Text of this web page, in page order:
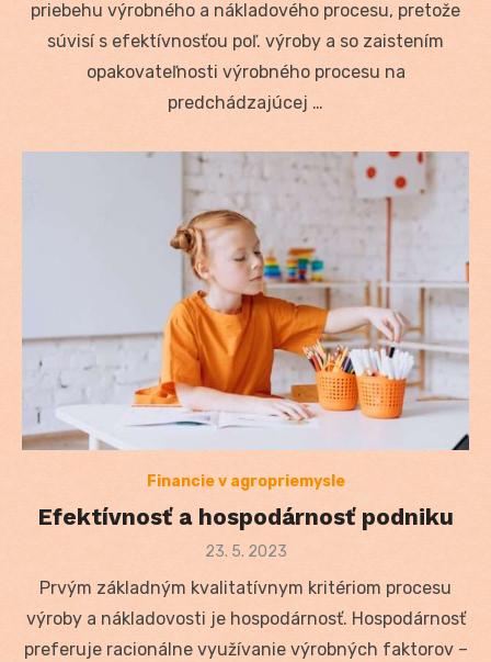
priebehu výrobného a nákladového procesu, pretože
súvisí s efektívnosťou poľ. výroby a so zaistením
opakovateľnosti výrobného procesu na
predchádzajúcej …
Financie v agropriemysle
Efektívnosť a hospodárnosť podniku
Posted
23. 5. 2023
Prvým základným kvalitatívnym kritériom procesu
výroby a nákladovosti je hospodárnosť. Hospodárnosť
preferuje racionálne využívanie výrobných faktorov –